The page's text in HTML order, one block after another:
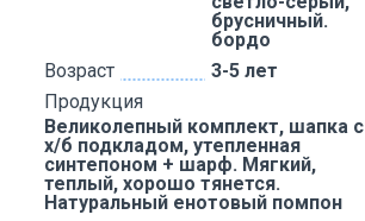
брусничный.
бордо
Возраст
3-5 лет
Продукция
Великолепный комплект, шапка с
х/б подкладом, утепленная
синтепоном + шарф. Мягкий,
теплый, хорошо тянется.
Натуральный енотовый помпон